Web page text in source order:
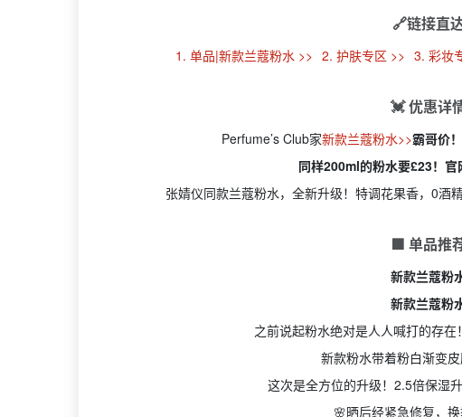
🔗链接直
1. 单品|新款兰蔻粉水 >> 2. 护肤专区 >> 3. 彩妆
💓 优惠详
Perfume’s Club家新款兰蔻粉水>>霸哥价
同样200ml的粉水要£23！官
张婧仪同款兰蔻粉水，全新升级！特调花果香，0酒
🟩 单品推
新款兰蔻粉
新款兰蔻粉
之前说起粉水绝对是人人喊打的存在
新款粉水带着粉白渐变
这次是全方位的升级！2.5倍保湿
🌸晒后经紧急修复，换